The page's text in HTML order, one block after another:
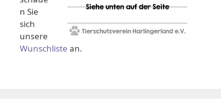
n Sie
sich
unsere
Wunschliste an.